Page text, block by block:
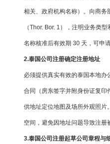
相关、政府机构名称）。向商
（Thor. Bor. 1），注明业务类
名称核准后有效期 30 天，可申
2.泰国公司注册确定注册地址
必须提供真实有效的泰国本地
合同（房东签字并附身份证复印
供地址定位地图及场所外观照片
空间，避免因地址问题导致注册
3.泰国公司注册起草公司章程与